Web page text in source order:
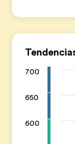
700
650
600